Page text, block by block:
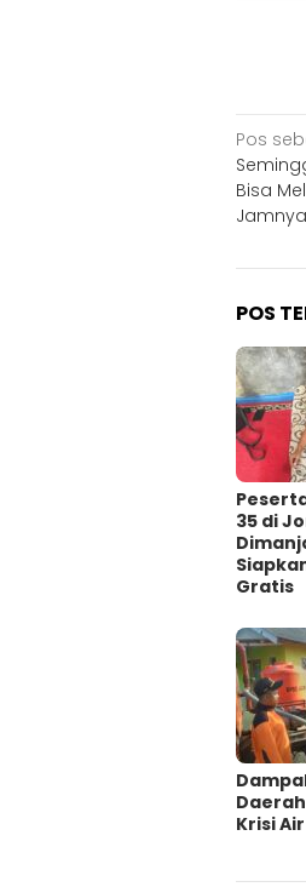
pos
Pos
Bisa
Jamnya
POS
35 di
Gratis
Krisi Air